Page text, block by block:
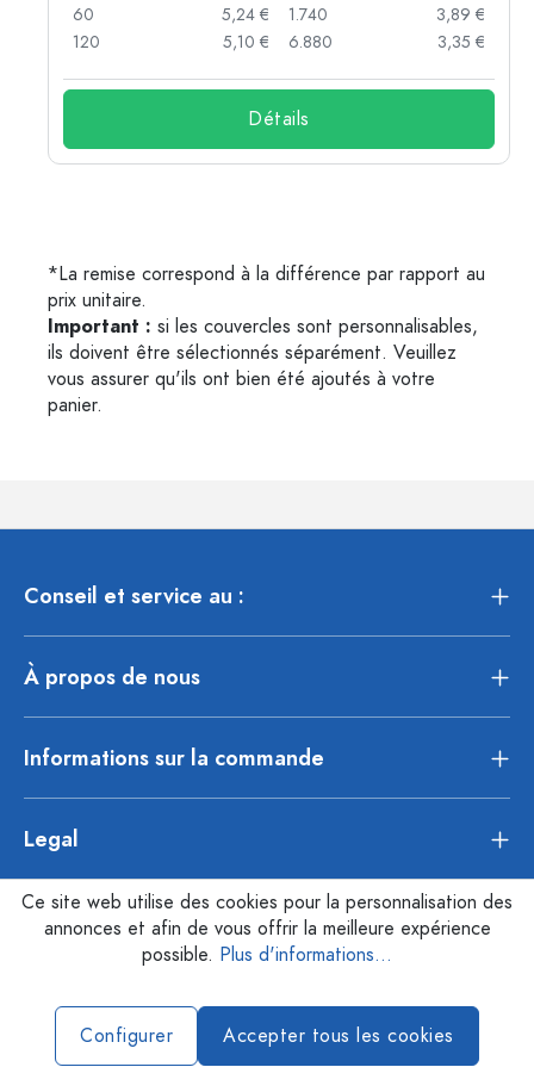
60
5,24 €
120
5,10 €
1.740
3,89 €
6.880
3,35 €
Détails
*La remise correspond à la différence par rapport au
prix unitaire.
Important : si les couvercles sont personnalisables,
ils doivent être sélectionnés séparément. Veuillez
vous assurer qu'ils ont bien été ajoutés à votre
panier.
Conseil et service au :
À propos de nous
Informations sur la commande
Legal
Ce site web utilise des cookies pour la personnalisation des
annonces et afin de vous offrir la meilleure expérience
possible. Plus d'informations...
Configurer Accepter tous les cookies